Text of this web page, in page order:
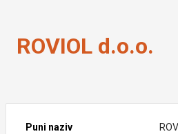
ROVIOL d.o.o.
Puni naziv